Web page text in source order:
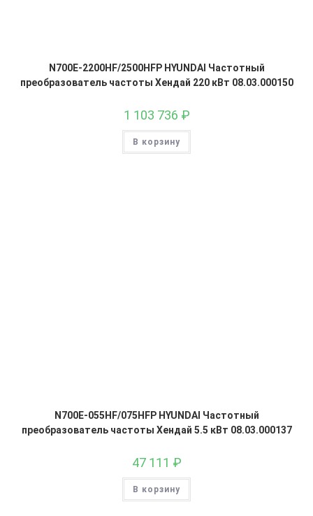
N700E-2200HF/2500HFP HYUNDAI Частотный
преобразователь частоты Хендай 220 кВт 08.03.000150
1 103 736 ₽
В корзину
N700E-055HF/075HFP HYUNDAI Частотный
преобразователь частоты Хендай 5.5 кВт 08.03.000137
47 111 ₽
В корзину